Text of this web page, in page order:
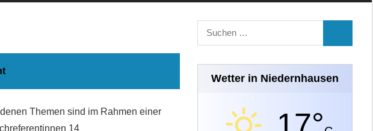
Themen sind im Rahmen einer
14
Suchen
nach:
Wetter in Niedernhausen